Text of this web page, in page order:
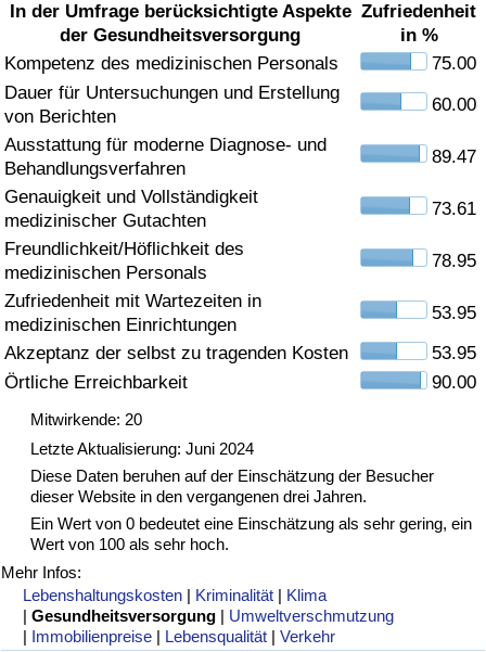
In der Umfrage berücksichtigte Aspekte
der Gesundheitsversorgung
Zufriedenheit
in %
Kompetenz des medizinischen Personals
75.00
Dauer für Untersuchungen und Erstellung
von Berichten
60.00
Ausstattung für moderne Diagnose- und
Behandlungsverfahren
89.47
Genauigkeit und Vollständigkeit
medizinischer Gutachten
73.61
Freundlichkeit/Höflichkeit des
medizinischen Personals
78.95
Zufriedenheit mit Wartezeiten in
medizinischen Einrichtungen
53.95
Akzeptanz der selbst zu tragenden Kosten
53.95
Örtliche Erreichbarkeit
90.00
Mitwirkende: 20
Letzte Aktualisierung: Juni 2024
Diese Daten beruhen auf der Einschätzung der Besucher
dieser Website in den vergangenen drei Jahren.
Ein Wert von 0 bedeutet eine Einschätzung als sehr gering, ein
Wert von 100 als sehr hoch.
Mehr Infos:
Lebenshaltungskosten | Kriminalität | Klima
|Gesundheitsversorgung | Umweltverschmutzung
| Immobilienpreise | Lebensqualität |Verkehr
Kriminalitäts-Index (aktuell)
Kriminalitäts-Index
Kriminalitätsindex nach Land
Gesundheitsversorgung
Gesundheitsversorgungs-Index (aktuell)
Gesundheitsversorgungs-Index
Gesundheitsversorgungs-Index nach Land
Umweltverschmutzung
Umweltverschmutzungs-Index (aktuell)
Verschmutzungsindex
Umweltverschmutzungs-Index nach Land
Verkehr